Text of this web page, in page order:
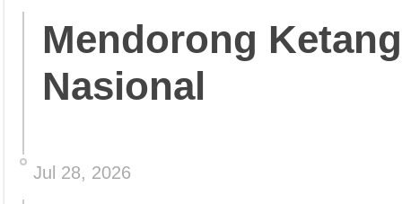
Mendorong
Nasional
Jul 28, 2026